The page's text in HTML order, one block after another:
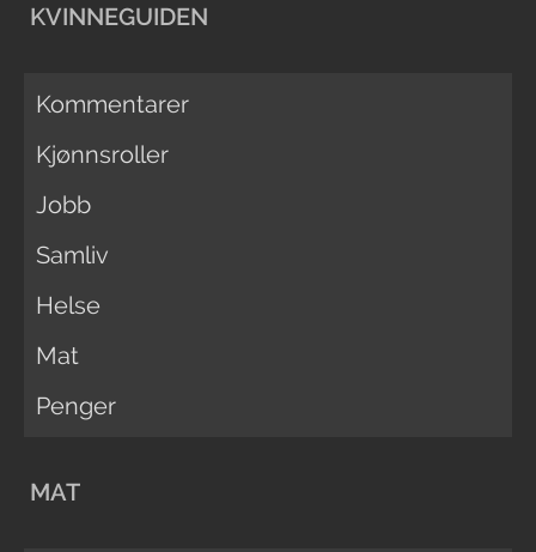
KVINNEGUIDEN
Kommentarer
Kjønnsroller
Jobb
Samliv
Helse
Mat
Penger
MAT